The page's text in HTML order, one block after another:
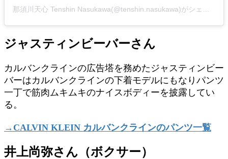
ジャスティンビーバーさん
カルバンクラインの広告塔を務めたジャスティンビー
バーはカルバンクラインの下着モデルにもなりパンツ
一丁で筋肉ムキムキのナイスボディーを披露してい
る。
→CALVIN KLEIN カルバンクラインのパンツ一覧
井上尚弥さん（ボクサー）